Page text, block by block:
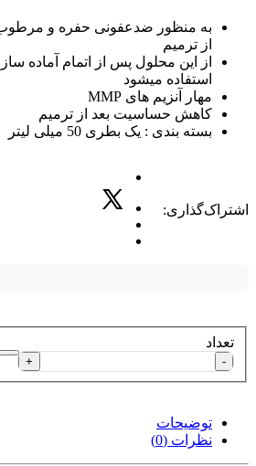
به منظور ضدعفونی حفره و
از ترمیم
از این محلول پس از اتمام آماده
استفاده میشود
مهار آنزیم های MMP
کاهش حساسیت بعد از ترمیم
بسته بندی : یک بطری 50 میلی لیتر
اشتراک‌گذاری:
تعداد
-
+
توضیحات
نظرات (0)